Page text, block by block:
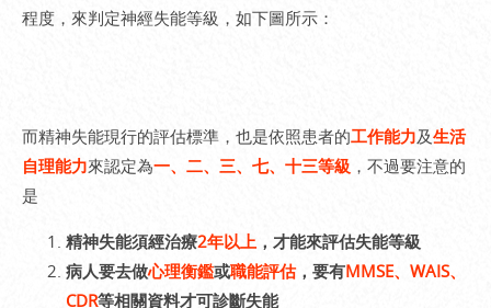
程度，來判定神經失能等級，如下圖所示：
而精神失能現行的評估標準，也是依照患者的工作能力及生活
自理能力來認定為一、二、三、七、十三等級 ，不過要注意的
是
精神失能須經治療2年以上 ，才能來評估失能等級
病人要去做心理衡鑑或職能評估，要有MMSE、WAIS、
CDR等相關資料才可診斷失能